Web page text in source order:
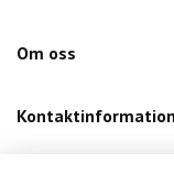
Om oss
Kontaktinformation